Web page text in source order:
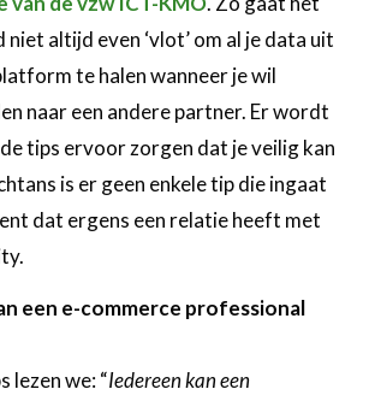
altijd even ‘vlot’ om al je data uit
te halen wanneer je wil
naar een andere partner. Er wordt
tips ervoor zorgen dat je veilig kan
is er geen enkele tip die ingaat
dat ergens een relatie heeft met
een e-commerce professional
lezen we: “Iedereen kan een